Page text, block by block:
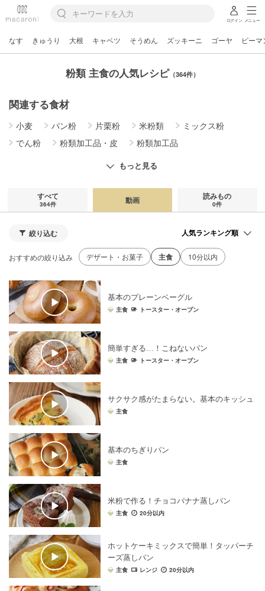
ログイン メニュー
なす きゅうり 大根 キャベツ そうめん ズッキーニ ゴーヤ ピーマ
粉類 主食の人気レシピ （364件）
関連する食材
小麦 パン粉 片栗粉 米粉類
ミックス粉
でん粉
粉類加工品・皮
粉類加工品
もっと見る
すべて
364件 動画 読みもの
0件
絞り込む
おすすめの絞り込み デザート・お菓子 主食 10分以内
基本のプレーンベーグル
主食 トースター・オーブン
簡単すぎる…！こねないパン
主食 トースター・オーブン
サクサク感がたまらない。基本のキッシュ
主食
基本のちぎりパン
主食
米粉で作る！チョコバナナ蒸しパン
主食 20分以内
ホットケーキミックスで簡単！タッパーチ
ーズ蒸しパン
主食 レンジ 20分以内